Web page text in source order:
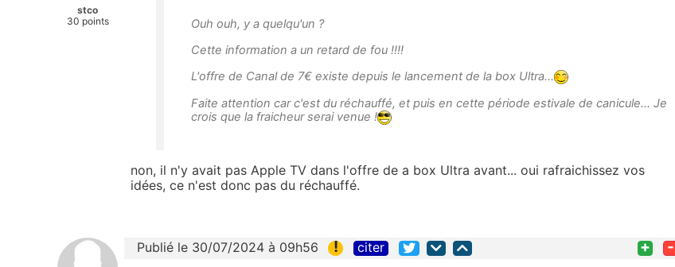
stco
30 points
Ouh ouh, y a quelqu'un ?
Cette information a un retard de fou !!!!
L'offre de Canal de 7€ existe depuis le lancement de la box Ultra...
Faite attention car c'est du réchauffé, et puis en cette période estivale de canicule... Je
crois que la fraicheur serai venue !
non, il n'y avait pas Apple TV dans l'offre de a box Ultra avant... oui rafraichissez vos
idées, ce n'est donc pas du réchauffé.
Publié le 30/07/2024 à 09h56 ! citer + -